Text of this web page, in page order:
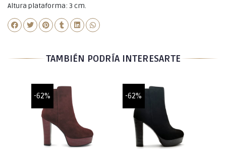
Altura plataforma: 3 cm.
TAMBIÉN PODRÍA INTERESARTE
-62% -62%